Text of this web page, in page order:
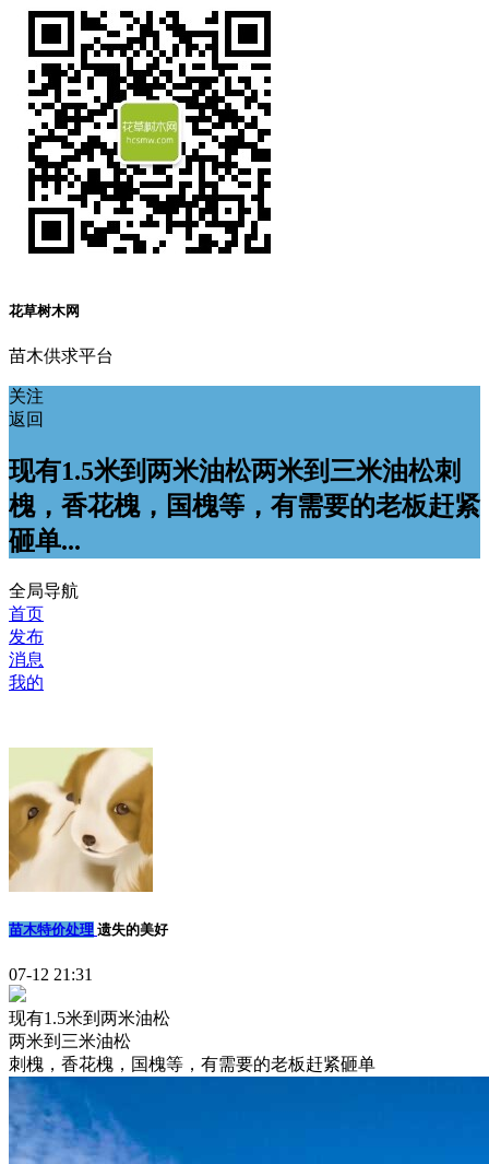
花草树木网
苗木供求平台
关注
返回
现有1.5米到两米油松两米到三米油松刺
槐，香花槐，国槐等，有需要的老板赶紧
砸单...
全局导航
首页
发布
消息
我的
苗木特价处理 遗失的美好
07-12 21:31
现有1.5米到两米油松
两米到三米油松
刺槐，香花槐，国槐等，有需要的老板赶紧砸单